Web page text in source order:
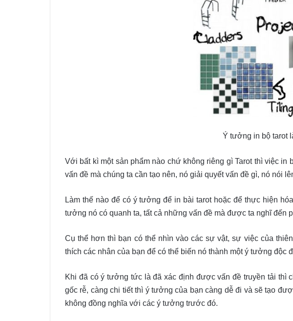
Ý tưởng in bộ tarot
Với bất kì một sản phẩm nào chứ không riêng gì Tarot thì việc
vấn đề mà chúng ta cần tạo nên, nó giải quyết vấn đề gì, nó nói
Làm thế nào để có ý tưởng để in bài tarot hoặc để thực hiện
tưởng nó có quanh ta, tất cả những vấn đề mà được ta nghĩ
Cụ thể hơn thì bạn có thể nhìn vào các sự vật, sự việc của
thích các nhân của bạn để có thể biến nó thành một ý tưởng độc
Khi đã có ý tưởng tức là đã xác định được vấn đề truyền tải thì
gốc rễ, càng chi tiết thì ý tưởng của bạn càng dễ đi và sẽ tạo
không đồng nghĩa với các ý tưởng trước đó.